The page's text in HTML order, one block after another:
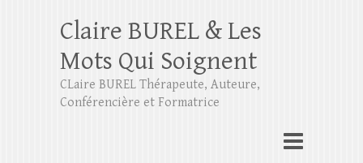
Claire BUREL & Les
Mots Qui Soignent
CLaire BUREL Thérapeute, Auteure,
Conférencière et Formatrice